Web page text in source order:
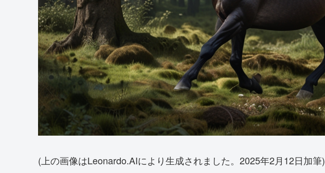
(上の画像はLeonardo.AIにより生成されました。2025年2月12日加筆)